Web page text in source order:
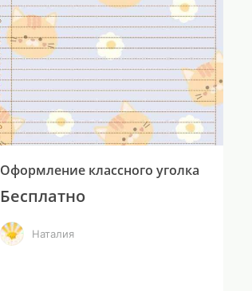
Оформление классного уголка
Бесплатно
Наталия